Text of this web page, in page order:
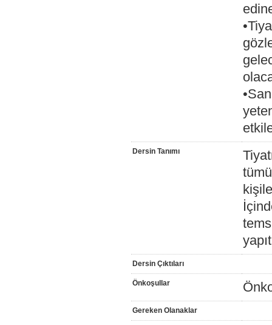
Dersin Tanımı
Dersin Çıktıları
Önkoşullar
Gereken Olanaklar